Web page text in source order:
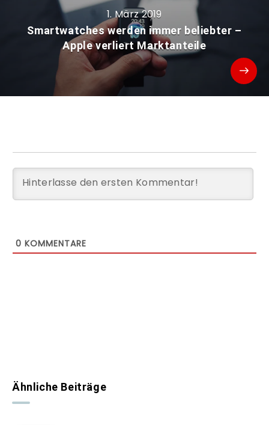
1. März 2019
Smartwatches werden immer beliebter –
Apple verliert Marktanteile
0 KOMMENTARE
Ähnliche Beiträge